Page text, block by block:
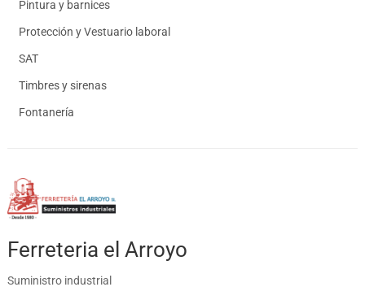
Pintura y barnices
Protección y Vestuario laboral
SAT
Timbres y sirenas
Fontanería
Ferreteria el Arroyo
Suministro industrial